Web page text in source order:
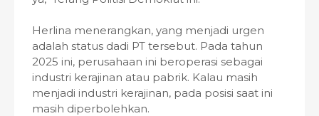
Herlina menerangkan, yang menjadi urgen
adalah status dadi PT tersebut. Pada tahun
2025 ini, perusahaan ini beroperasi sebagai
industri kerajinan atau pabrik. Kalau masih
menjadi industri kerajinan, pada posisi saat ini
masih diperbolehkan.